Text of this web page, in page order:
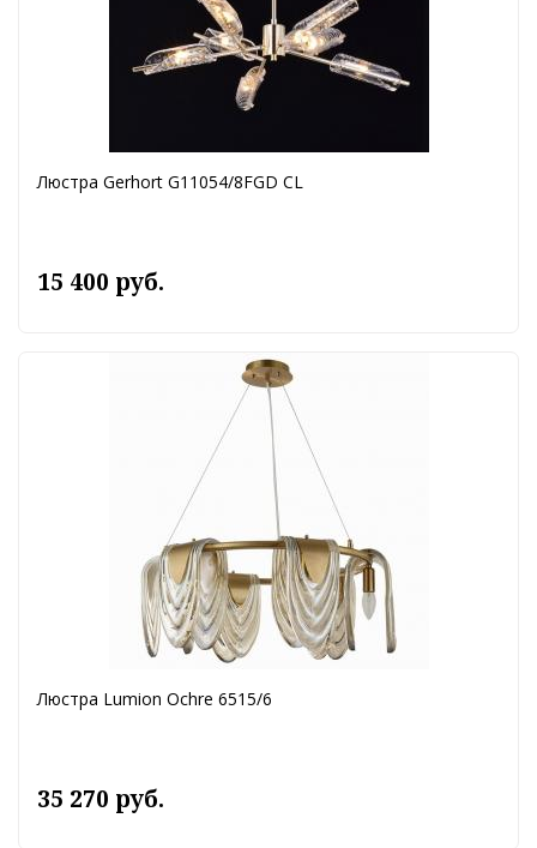
Люстра Gerhort G11054/8FGD CL
15 400 руб.
Люстра Lumion Ochre 6515/6
35 270 руб.